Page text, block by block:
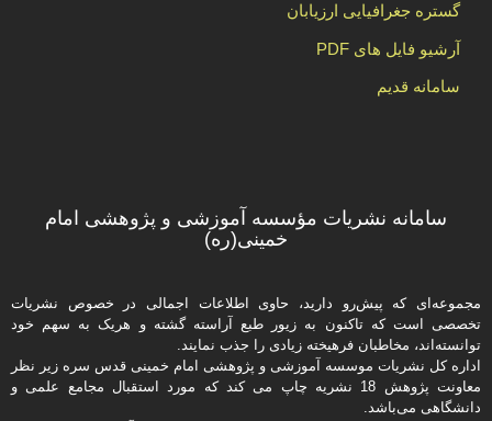
گستره جغرافیایی ارزیابان
آرشیو فایل های PDF
سامانه قدیم
سامانه نشریات مؤسسه آموزشی و پژوهشی امام
خمینی(ره)
مجموعه‌ای که پیش‌رو دارید،‌ حاوی اطلاعات اجمالی در خصوص نشریات
تخصصی است که تاکنون به زیور طبع آراسته گشته و هریک به سهم خود
توانسته‌اند، مخاطبان فرهیخته‌ زیادی را جذب نمایند.
اداره كل نشریات موسسه آموزشی و پژوهشی امام خمینی قدس سره زیر نظر
معاونت پژوهش 18 نشریه چاپ می کند که مورد استقبال مجامع علمی و
دانشگاهی می‌باشد.